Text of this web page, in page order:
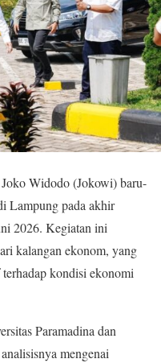
Widodo (Jokowi) baru-
Lampung pada akhir
2026. Kegiatan ini
kalangan ekonom, yang
kondisi ekonomi
Paramadina dan
mengenai